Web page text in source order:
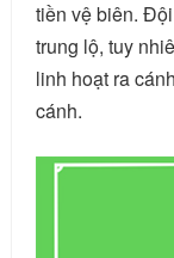
tiền vệ biên.
trung lộ, tuy
linh hoạt ra
cánh.